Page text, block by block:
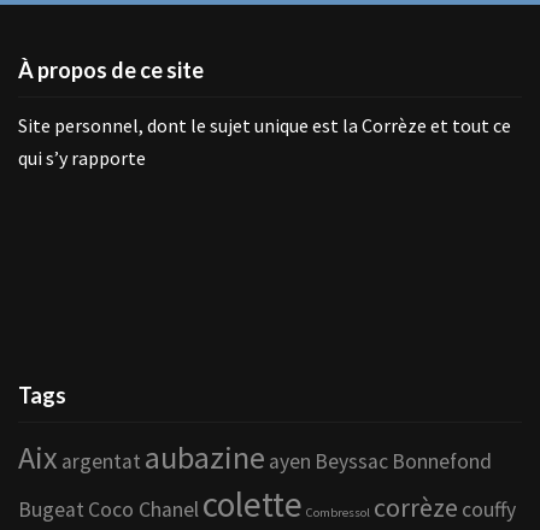
À propos de ce site
Site personnel, dont le sujet unique est la Corrèze et tout ce
qui s’y rapporte
Tags
Aix argentat aubazine ayen Beyssac Bonnefond
Bugeat Coco Chanelcolette Combressol corrèze couffy